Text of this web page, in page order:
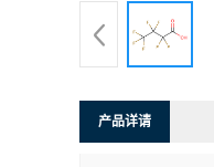
产品详请